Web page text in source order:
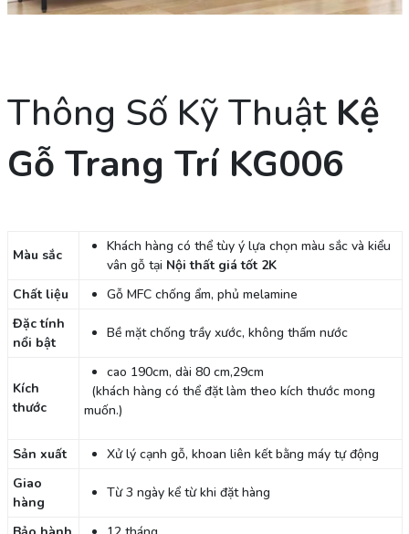
Thông Số Kỹ Thuật Kệ
Gỗ Trang Trí KG006
Màu sắc
Khách hàng có thể tùy ý lựa chọn màu sắc và kiểu
vân gỗ tại Nội thất giá tốt 2K
Chất liệu
Gỗ MFC chống ẩm, phủ melamine
Đặc tính
nổi bật
Bề mặt chống trầy xước, không thấm nước
Kích
thước
cao 190cm, dài 80 cm,29cm
(khách hàng có thể đặt làm theo kích thước mong
muốn.)
Sản xuất
Xử lý cạnh gỗ, khoan liên kết bằng máy tự động
Giao
hàng
Từ 3 ngày kể từ khi đặt hàng